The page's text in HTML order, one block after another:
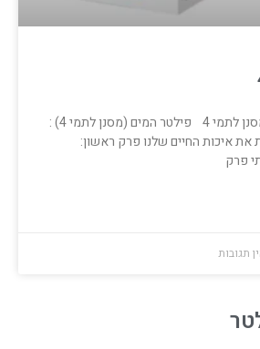
מי השתיה 2024 והמסנן לתמי 4 פילטר המים (מסנן לתמי 4) :
את איכות החיים שלנו פרק ראשון:
פרק
תגובות